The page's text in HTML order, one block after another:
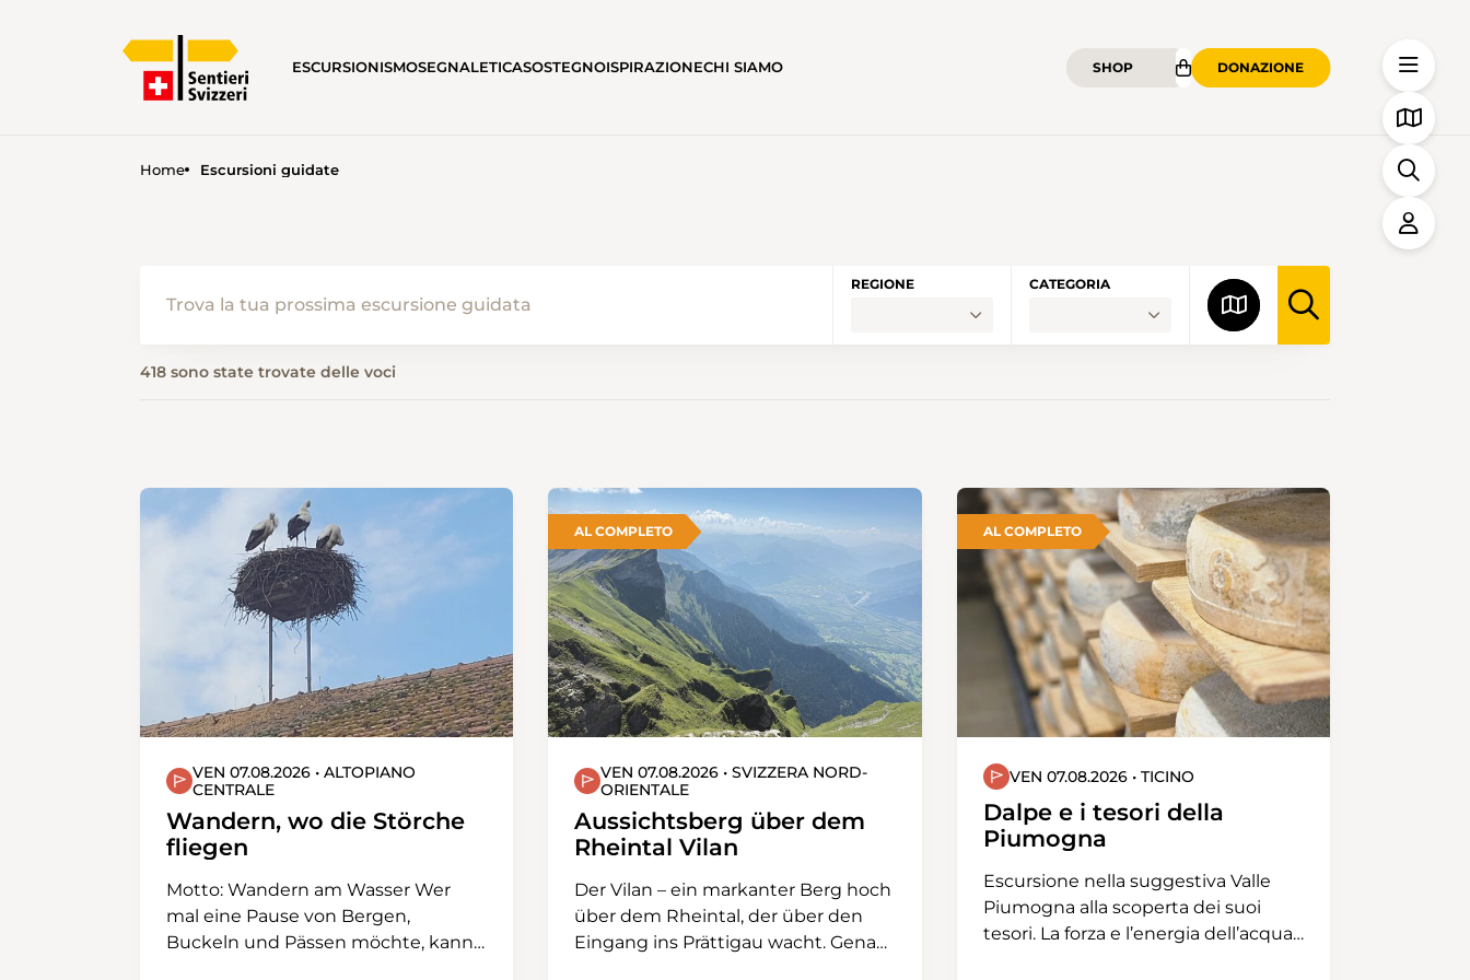
ESCURSIONISMOSEGNALETICASOSTEGNOISPIRAZIONECHI SIAMO SHOP DONAZIONE
Home Escursioni guidate
REGIONE CATEGORIA
418 sono state trovate delle voci
VEN 07.08.2026 • ALTOPIANO
CENTRALE
Wandern, wo die Störche
fliegen
Motto: Wandern am Wasser Wer
mal eine Pause von Bergen,
Buckeln und Pässen möchte, kann
AL COMPLETO
VEN 07.08.2026 • SVIZZERA NORD-
ORIENTALE
Aussichtsberg über dem
Rheintal Vilan
Der Vilan – ein markanter Berg hoch
über dem Rheintal, der über den
Eingang ins Prättigau wacht. Genau
AL COMPLETO
VEN 07.08.2026 • TICINO
Dalpe e i tesori della
Piumogna
Escursione nella suggestiva Valle
Piumogna alla scoperta dei suoi
tesori. La forza e l’energia dell’acqua